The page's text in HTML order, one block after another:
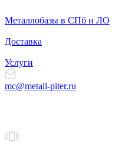
Металлобазы в СПб и ЛО
Доставка
Услуги
mc@metall-piter.ru